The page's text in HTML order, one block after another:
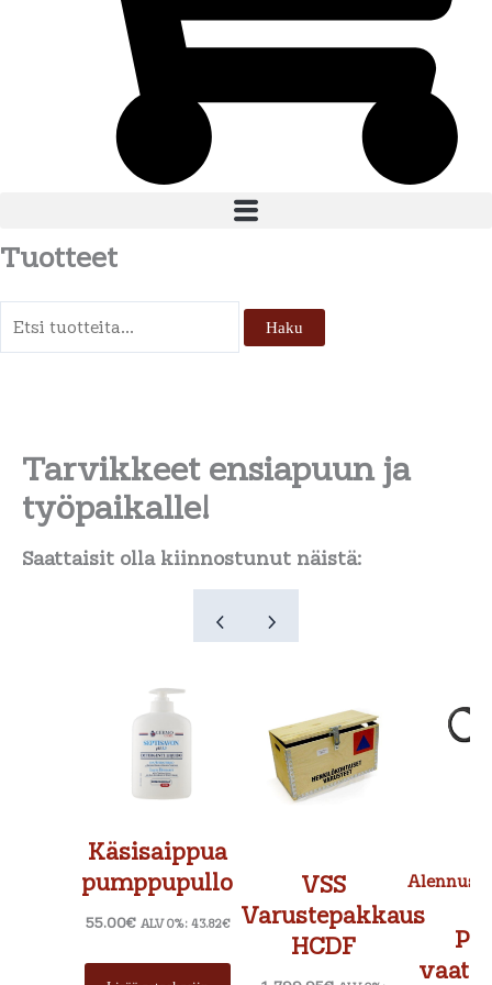
Tuotteet
Haku
Tarvikkeet ensiapuun ja
työpaikalle!
Saattaisit olla kiinnostunut näistä:
Käsisaippua
pumppupullo
55.00€ ALV 0%: 43.82€
VSS
Varustepakkaus
HCDF
Alennus
oli: